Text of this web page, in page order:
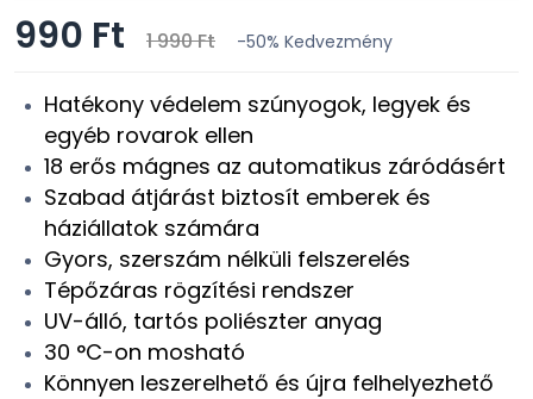
990 Ft 1 990 Ft -50% Kedvezmény
Hatékony védelem szúnyogok, legyek és
egyéb rovarok ellen
18 erős mágnes az automatikus záródásért
Szabad átjárást biztosít emberek és
háziállatok számára
Gyors, szerszám nélküli felszerelés
Tépőzáras rögzítési rendszer
UV-álló, tartós poliészter anyag
30 °C-on mosható
Könnyen leszerelhető és újra felhelyezhető